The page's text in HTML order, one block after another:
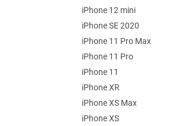
iPhone 12 mini
iPhone SE 2020
iPhone 11 Pro Max
iPhone 11 Pro
iPhone 11
iPhone XR
iPhone XS Max
iPhone XS